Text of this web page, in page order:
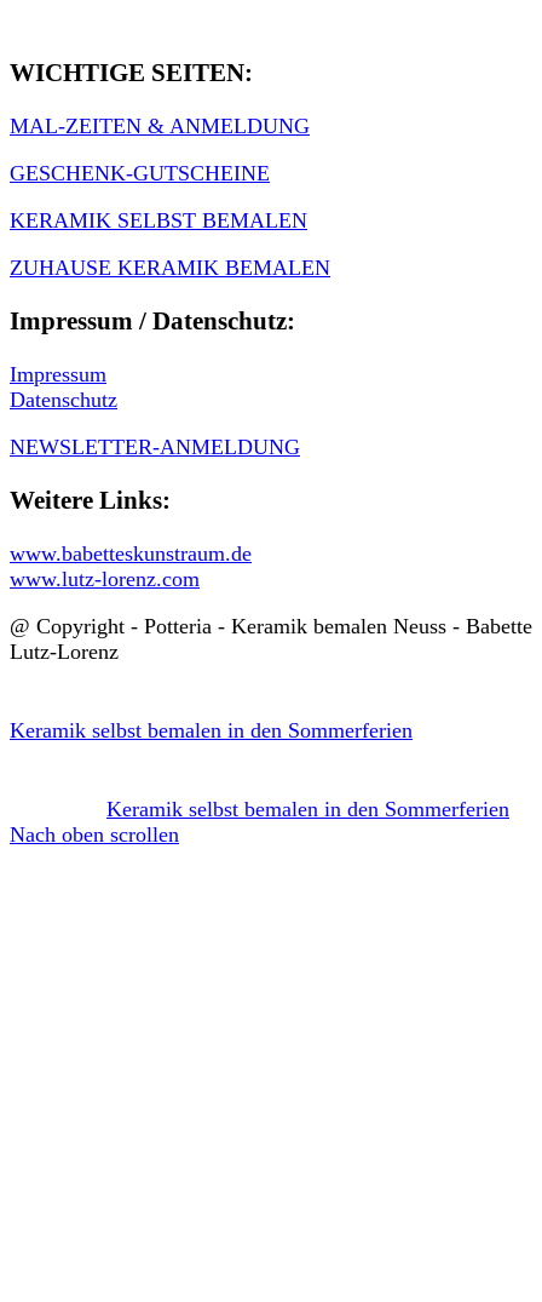
WICHTIGE SEITEN:
MAL-ZEITEN & ANMELDUNG
GESCHENK-GUTSCHEINE
KERAMIK SELBST BEMALEN
ZUHAUSE KERAMIK BEMALEN
Impressum / Datenschutz:
Impressum
Datenschutz
NEWSLETTER-ANMELDUNG
Weitere Links:
www.babetteskunstraum.de
www.lutz-lorenz.com
@ Copyright - Potteria - Keramik bemalen Neuss - Babette
Lutz-Lorenz
Keramik selbst bemalen in den Sommerferien
Keramik selbst bemalen in den Sommerferien
Nach oben scrollen